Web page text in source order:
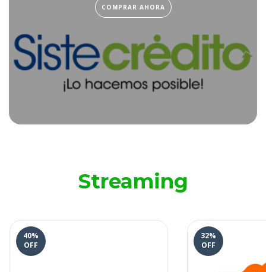
COMPRAR AHORA
Streaming
40%
OFF
32%
OFF